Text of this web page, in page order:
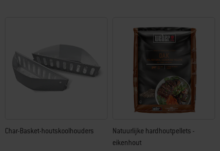
Char-Basket-houtskoolhouders
Natuurlijke hardhoutpellets -
eikenhout